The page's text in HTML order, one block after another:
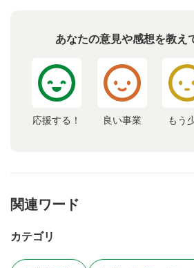
あなたの意見や感想を教え
応援する！ 良い事業 もう
関連ワード
カテゴリ